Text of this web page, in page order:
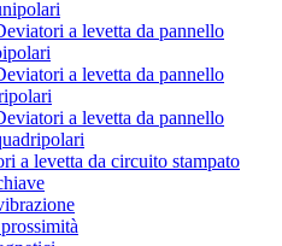
a levetta da pannello
a levetta da pannello
a levetta da pannello
a levetta da circuito stampato